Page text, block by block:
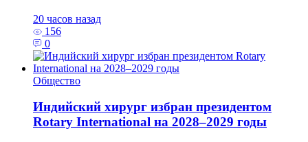
20 часов назад
156
0
Общество
Индийский хирург избран президентом
Rotary International на 2028–2029 годы